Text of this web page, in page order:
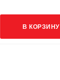
В КОРЗИНУ